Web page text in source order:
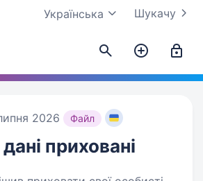
Шукачу
Українська
2026 Файл
приховані